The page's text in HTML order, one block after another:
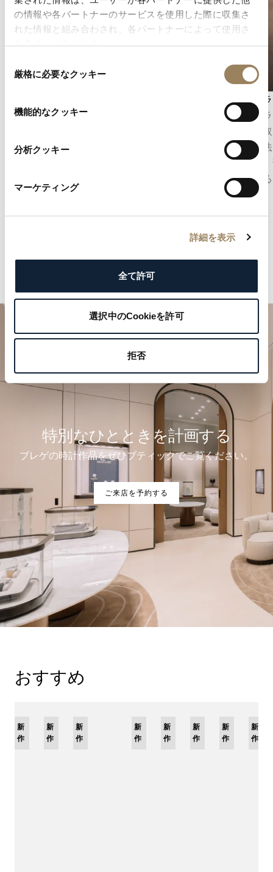
の情報や各パートナーのサービスを使用した際に収集さ
れた情報と組み合わされ、各パートナーによって使用さ
れることがあります。
厳格に必要なクッキー
機能的なクッキー
分析クッキー
マーケティング
詳細を表示
全て許可
選択中のCookieを許可
拒否
秒表示は、時の流れを正確に把握することを可
ンターセコンドとして表示される場合もあれ
もあります。
アング
アング
ジに面
上げ技
反射し
部に至
します。
特別なひとときを計画する
ブレゲの時計作品をぜひブティックでご覧ください。
ご来店を予約する
おすすめ
新
作
新
作
新
作
新
作
新
作
新
作
新
作
新
作